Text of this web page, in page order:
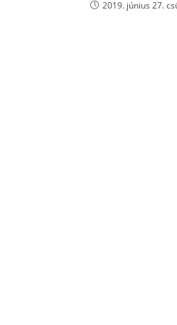
2019. június 27.